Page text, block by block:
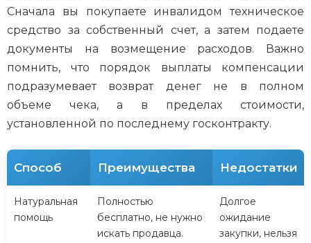
Сначала вы покупаете инвалидом техническое
средство за собственный счет, а затем подаете
документы на возмещение расходов. Важно
помнить, что порядок выплаты компенсации
подразумевает возврат денег не в полном
объеме чека, а в пределах стоимости,
установленной по последнему госконтракту.
Способ Преимущества Недостатки
Натуральная
помощь
Полностью
бесплатно, не нужно
искать продавца.
Долгое
ожидание
закупки, нельзя